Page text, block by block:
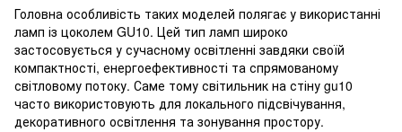
Головна особливість таких моделей полягає у використанні
ламп із цоколем GU10. Цей тип ламп широко
застосовується у сучасному освітленні завдяки своїй
компактності, енергоефективності та спрямованому
світловому потоку. Саме тому світильник на стіну gu10
часто використовують для локального підсвічування,
декоративного освітлення та зонування простору.